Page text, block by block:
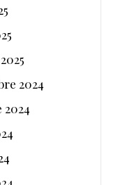
2024
2024